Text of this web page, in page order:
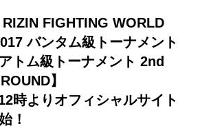
RIZIN FIGHTING WORLD
バンタム級トーナメント
トム級トーナメント 2nd
】
時よりオフィシャルサイト
！